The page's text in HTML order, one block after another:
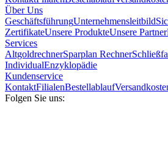
Über Uns
GeschäftsführungUnternehmensleitbild
ZertifikateUnsere ProdukteUnsere Partner
Services
AltgoldrechnerSparplan Rechner
IndividualEnzyklopädie
Kundenservice
KontaktFilialenBestellablauf
Folgen Sie uns: